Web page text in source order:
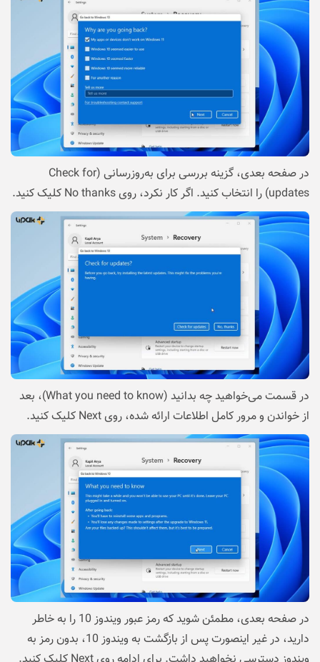
در صفحه بعدی، گزینه بررسی برای به‌روزرسانی (Check for
updates) را انتخاب کنید. اگر کار نکرد، روی No thanks کلیک کنید.
در قسمت می‌خواهید چه بدانید (What you need to know)، بعد
از خواندن و مرور کامل اطلاعات ارائه شده، روی Next کلیک کنید.
در صفحه بعدی، مطمئن شوید که رمز عبور ویندوز 10 را به خاطر
دارید، در غیر اینصورت پس از بازگشت به ویندوز 10، بدون رمز به